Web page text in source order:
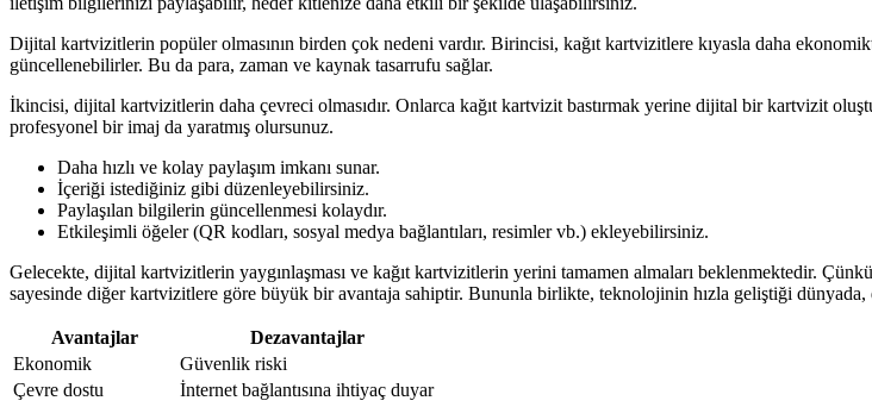
Dijital kartvizitlerin popüler olmasının birden çok nedeni vardır. Birincisi, kağıt kartvizitlere kıyasla daha
güncellenebilirler. Bu da para, zaman ve kaynak tasarrufu sağlar.
İkincisi, dijital kartvizitlerin daha çevreci olmasıdır. Onlarca kağıt kartvizit bastırmak yerine dijital bir kartvizit
profesyonel bir imaj da yaratmış olursunuz.
Daha hızlı ve kolay paylaşım imkanı sunar.
İçeriği istediğiniz gibi düzenleyebilirsiniz.
Paylaşılan bilgilerin güncellenmesi kolaydır.
Etkileşimli öğeler (QR kodları, sosyal medya bağlantıları, resimler vb.) ekleyebilirsiniz.
Gelecekte, dijital kartvizitlerin yaygınlaşması ve kağıt kartvizitlerin yerini tamamen almaları beklenmektedir.
sayesinde diğer kartvizitlere göre büyük bir avantaja sahiptir. Bununla birlikte, teknolojinin hızla geliştiği
Avantajlar
Dezavantajlar
Ekonomik
Güvenlik riski
Çevre dostu
İnternet bağlantısına ihtiyaç duyar